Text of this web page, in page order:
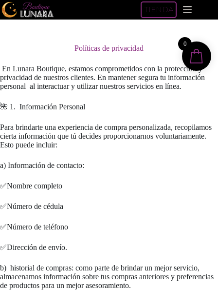
Saltar
al
contenido
TIENDA
Políticas de privacidad
En Lunara Boutique, estamos comprometidos con la protección y
privacidad de nuestros clientes. En mantener segura tu información
personal al interactuar y utilizar nuestros servicios en línea.
🌺 1. Información Personal
Para brindarte una experiencia de compra personalizada, recopilamos
cierta información que tú decides proporcionarnos voluntariamente.
Esto puede incluir:
a) Información de contacto:
✅Nombre completo
✅Número de cédula
✅Número de teléfono
✅Dirección de envío.
b) historial de compras: como parte de brindar un mejor servicio,
almacenamos información sobre tus compras anteriores y preferencias
de productos para un mejor asesoramiento.
0